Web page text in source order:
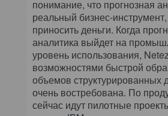
понимание, что прогнозная
реальный бизнес-
приносить деньги. Когда
аналитика выйдет на
уровень использования,
возможностями быстрой
объемов структурированных
очень востребована. По
сейчас идут пилотные